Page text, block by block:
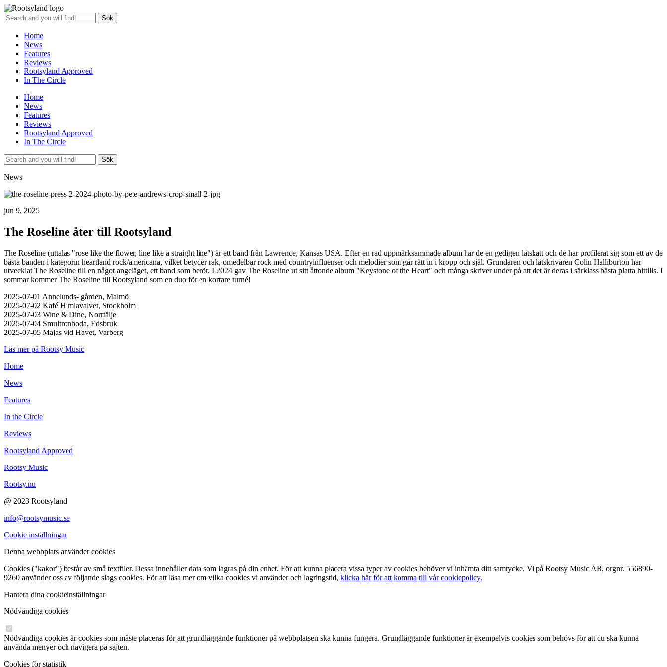
Sök
Home
News
Features
Reviews
Rootsyland Approved
In The Circle
Home
News
Features
Reviews
Rootsyland Approved
In The Circle
Sök
News
jun 9, 2025
The Roseline åter till Rootsyland
The Roseline (uttalas "rose like the flower, line like a straight line") är ett band från Lawrence, Kansas USA. Efter en rad uppmärksammade album har de en gedigen låtskatt och de har profilerat sig som ett av de
bästa banden i kategorin heartland rock/americana, vilket betyder rak, omedelbar rock med countryinfluenser och melodier som går rätt in i kropp och själ. Grundaren och låtskrivaren Colin Halliburton har
utvecklat The Roseline till en något angeläget, ett band som berör. I 2024 gav The Roseline ut sitt åttonde album "Keystone of the Heart" och många skriver under på att det är deras i särklass bästa platta hittills. I
sommar kommer The Roseline till Rootsyland som en duo för en kortare turné!
2025-07-01 Annelunds- gården, Malmö
2025-07-02 Kafé Himlavalvet, Stockholm
2025-07-03 Wine & Dine, Norrtälje
2025-07-04 Smultronboda, Edsbruk
2025-07-05 Majas vid Havet, Varberg
Läs mer på Rootsy Music
Home
News
Features
In the Circle
Reviews
Rootsyland Approved
Rootsy Music
Rootsy.nu
@ 2023 Rootsyland
info@rootsymusic.se
Cookie inställningar
Denna webbplats använder cookies
Cookies ("kakor") består av små textfiler. Dessa innehåller data som lagras på din enhet. För att kunna placera vissa typer av cookies behöver vi inhämta ditt samtycke. Vi på Rootsy Music AB, orgnr. 556890-
9260 använder oss av följande slags cookies. För att läsa mer om vilka cookies vi använder och lagringstid, klicka här för att komma till vår cookiepolicy.
Hantera dina cookieinställningar
Nödvändiga cookies
Nödvändiga cookies är cookies som måste placeras för att grundläggande funktioner på webbplatsen ska kunna fungera. Grundläggande funktioner är exempelvis cookies som behövs för att du ska kunna
använda menyer och navigera på sajten.
Cookies för statistik